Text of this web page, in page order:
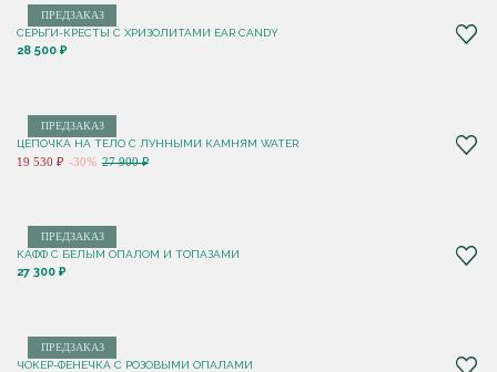
ПРЕДЗАКАЗ
СЕРЬГИ-КРЕСТЫ С ХРИЗОЛИТАМИ EAR CANDY
28 500 ₽
ПРЕДЗАКАЗ
ЦЕПОЧКА НА ТЕЛО С ЛУННЫМИ КАМНЯМ WATER
19 530 ₽ -30% 27 900 ₽
ПРЕДЗАКАЗ
КАФФ С БЕЛЫМ ОПАЛОМ И ТОПАЗАМИ
27 300 ₽
ПРЕДЗАКАЗ
ЧОКЕР-ФЕНЕЧКА С РОЗОВЫМИ ОПАЛАМИ